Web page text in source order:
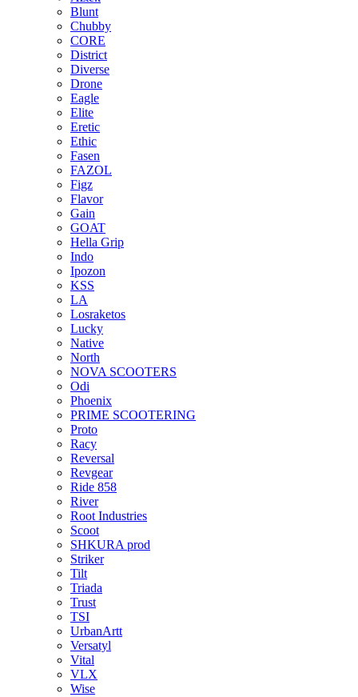
Blunt
Chubby
CORE
District
Diverse
Drone
Eagle
Elite
Eretic
Ethic
Fasen
FAZOL
Figz
Flavor
Gain
GOAT
Hella Grip
Indo
Ipozon
KSS
LA
Losraketos
Lucky
Native
North
NOVA SCOOTERS
Odi
Phoenix
PRIME SCOOTERING
Proto
Racy
Reversal
Revgear
Ride 858
River
Root Industries
Scoot
SHKURA рrоd
Striker
Tilt
Triada
Trust
TSI
UrbanArtt
Versatyl
Vital
VLX
Wise